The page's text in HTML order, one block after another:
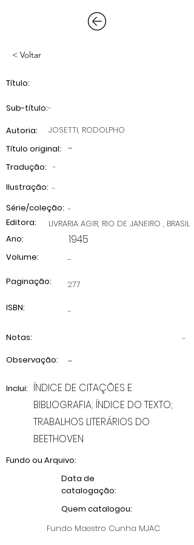
< Voltar
Título:
-
Sub-título:
Autoria:
JOSETTI, RODOLPHO
Título original:
-
Tradução: -
Ilustração: -
Série/coleção: -
LIVRARIA AGIR, RIO DE JANEIRO , BRASIL
Editora:
1945
Ano:
Volume:
-
Paginação:
277
ISBN:
-
-
Notas:
Observação:
-
Inclui: ÍNDICE DE CITAÇÕES E
BIBLIOGRAFIA; ÍNDICE DO TEXTO;
TRABALHOS LITERÁRIOS DO
BEETHOVEN
Fundo ou Arquivo:
Data de
catalogação:
Quem catalogou:
Fundo Maestro Cunha MJAC